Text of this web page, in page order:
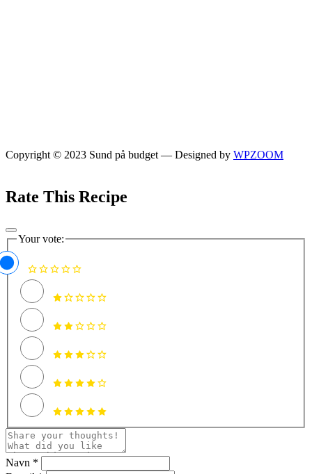
Copyright © 2023 Sund på budget — Designed by WPZOOM
Rate This Recipe
Your vote:
Navn *